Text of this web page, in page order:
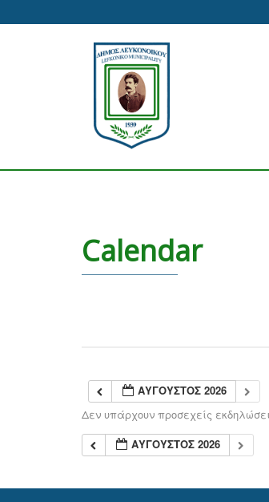
Calendar
ΑΎΓΟΥΣΤΟΣ 2026
Δεν υπάρχουν προσεχείς
ΑΎΓΟΥΣΤΟΣ 2026